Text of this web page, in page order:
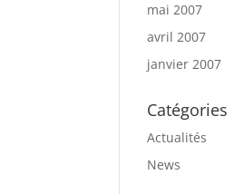
mai 2007
avril 2007
janvier 2007
Catégories
Actualités
News